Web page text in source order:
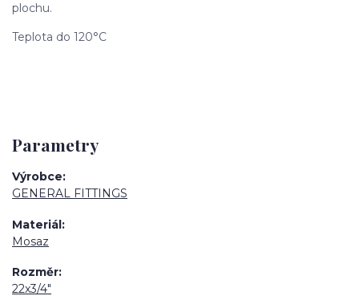
plochu.
Teplota do 120°C
Parametry
Výrobce
GENERAL FITTINGS
Materiál
Mosaz
Rozměr
22x3/4"